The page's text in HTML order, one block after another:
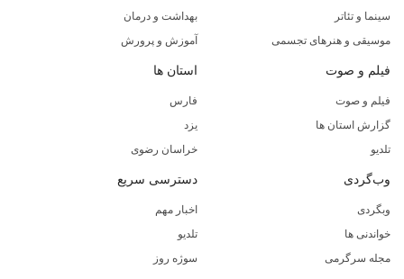
سینما و تئاتر
موسیقی و هنرهای تجسمی
بهداشت و درمان
آموزش و پرورش
فیلم و صوت
فیلم و صوت
گزارش استان ها
تلدیو
استان ها
فارس
یزد
خراسان رضوی
وب‌گردی
وبگردی
خواندنی ها
مجله سرگرمی
دسترسی سریع
اخبار مهم
تلدیو
سوژه روز